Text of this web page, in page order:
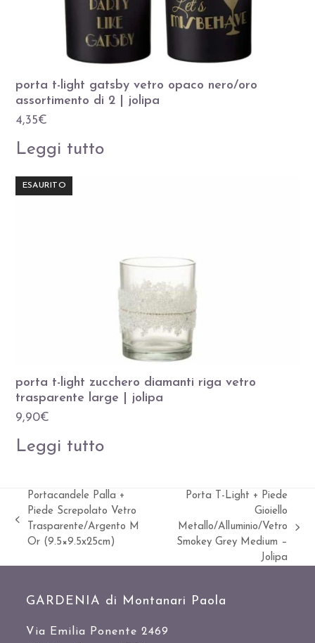
porta t-light gatsby vetro opaco nero/oro
assortimento di 2 | jolipa
4,35€
Leggi tutto
ESAURITO
porta t-light zucchero diamanti riga vetro
trasparente large | jolipa
9,90€
Leggi tutto
Slide
precedente:
Portacandele Palla +
Piede Screpolato Vetro
Trasparente/Argento M
Or (9.5×9.5x25cm)
visualizza
Porta T-Light + Piede
Gioiello
Metallo/Alluminio/Vetro
Smokey Grey Medium –
Jolipa
GARDENIA di Montanari Paola
Via Emilia Ponente 2469